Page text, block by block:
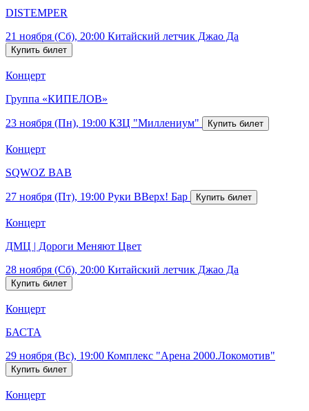
DISTEMPER
21 ноября (Сб), 20:00 Китайский летчик Джао Да
Концерт
Группа «КИПЕЛОВ»
23 ноября (Пн), 19:00 КЗЦ "Миллениум"
Концерт
SQWOZ BAB
27 ноября (Пт), 19:00 Руки ВВерх! Бар
Концерт
ДМЦ | Дороги Меняют Цвет
28 ноября (Сб), 20:00 Китайский летчик Джао Да
Концерт
БАСТА
29 ноября (Вс), 19:00 Комплекс "Арена 2000.Локомотив"
Концерт